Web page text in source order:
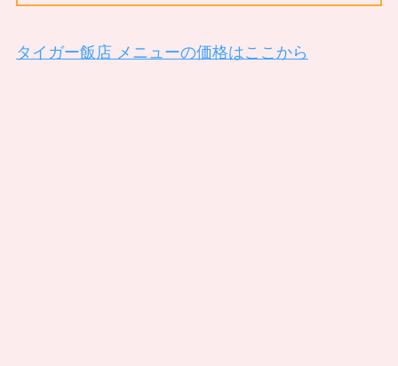
タイガー飯店 メニューの価格はここから